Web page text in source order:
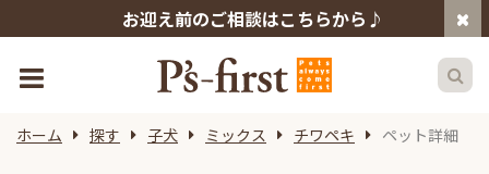
お迎え前のご相談はこちらから♪
ホーム 探す 子犬 ミックス チワペキ ペット詳細